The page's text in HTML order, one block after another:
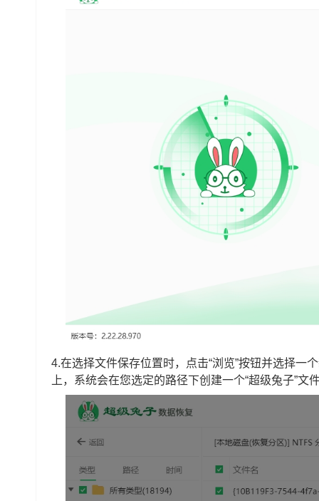
4.在选择文件保存位置时，点击“浏览”按钮并选择一
上，系统会在您选定的路径下创建一个“超级兔子”文